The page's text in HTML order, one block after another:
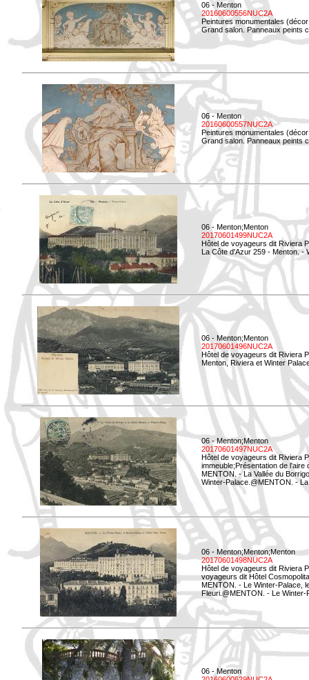
06 - Menton
20160600556NUC2A
Peintures monumentales
Grand salon. Panneaux peints
06 - Menton
20160600557NUC2A
Peintures monumentales
Grand salon. Panneaux peints
06 - Menton;Menton
20170601499NUC2A
Hôtel de voyageurs dit Riviera
La Côte d'Azur 259 - Menton. -
06 - Menton;Menton
20170601496NUC2A
Hôtel de voyageurs dit Riviera
Menton, Riviera et Winter
06 - Menton;Menton
20170601497NUC2A
Hôtel de voyageurs dit Riviera
immeuble;Présentation de l'aire
MENTON. - La Vallée du
Winter-Palace.@MENTON. -
06 - Menton;Menton;Menton
20170601498NUC2A
Hôtel de voyageurs dit Riviera
voyageurs dit Hôtel
MENTON. - Le Winter-Palace,
Fleuri.@MENTON. - Le Winter-
06 - Menton